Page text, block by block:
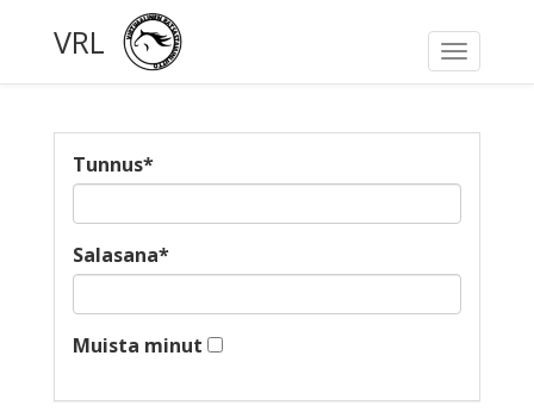
Toggle
VRL
Tunnus*
Salasana*
Muista minut